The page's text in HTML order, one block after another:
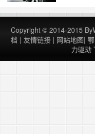
Copyright © 2014-2015
档 | 友情链接 | 网站地图|
力驱动